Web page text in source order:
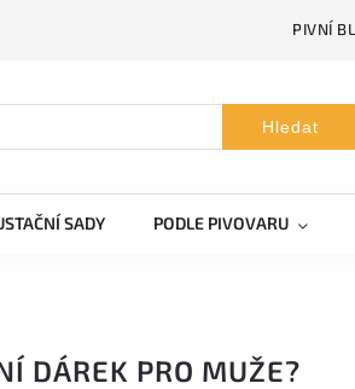
PIVNÍ
Hledat
SADY PODLE PIVOVARU
DÁREK PRO MUŽE?